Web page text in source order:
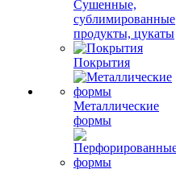
Сушенные,
сублимированные
продукты, цукаты
Покрытия
Металлические
формы